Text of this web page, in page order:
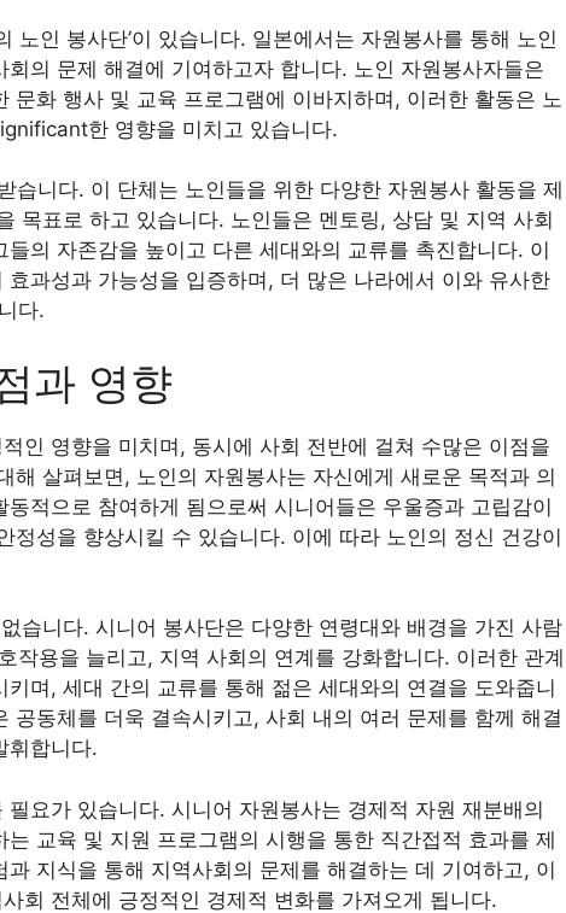
노인 봉사단’이 있습니다. 일본에서는 자원봉사를 통해 노인
의 문제 해결에 기여하고자 합니다. 노인 자원봉사자들은
문화 행사 및 교육 프로그램에 이바지하며, 이러한 활동은 노
한 영향을 미치고 있습니다.
습니다. 이 단체는 노인들을 위한 다양한 자원봉사 활동을 제
목표로 하고 있습니다. 노인들은 멘토링, 상담 및 지역 사회
의 자존감을 높이고 다른 세대와의 교류를 촉진합니다. 이
과성과 가능성을 입증하며, 더 많은 나라에서 이와 유사한
다.
과 영향
인 영향을 미치며, 동시에 사회 전반에 걸쳐 수많은 이점을
해 살펴보면, 노인의 자원봉사는 자신에게 새로운 목적과 의
적으로 참여하게 됨으로써 시니어들은 우울증과 고립감이
정성을 향상시킬 수 있습니다. 이에 따라 노인의 정신 건강이
습니다. 시니어 봉사단은 다양한 연령대와 배경을 가진 사람
작용을 늘리고, 지역 사회의 연계를 강화합니다. 이러한 관계
며, 세대 간의 교류를 통해 젊은 세대와의 연결을 도와줍니
공동체를 더욱 결속시키고, 사회 내의 여러 문제를 함께 해결
휘합니다.
요가 있습니다. 시니어 자원봉사는 경제적 자원 재분배의
교육 및 지원 프로그램의 시행을 통한 직간접적 효과를 제
지식을 통해 지역사회의 문제를 해결하는 데 기여하고, 이
회 전체에 긍정적인 경제적 변화를 가져오게 됩니다.